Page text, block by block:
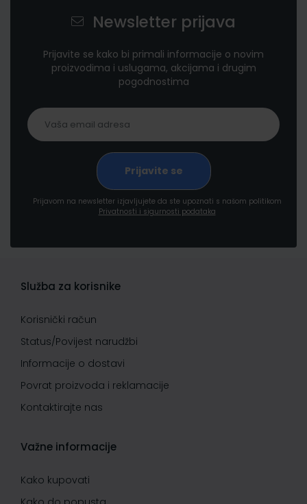
Newsletter prijava
Prijavite se kako bi primali informacije o novim
proizvodima i uslugama, akcijama i drugim
pogodnostima
Prijavom na newsletter izjavljujete da ste upoznati s našom politikom
Privatnosti i sigurnosti podataka
Služba za korisnike
Korisnički račun
Status/Povijest narudžbi
Informacije o dostavi
Povrat proizvoda i reklamacije
Kontaktirajte nas
Važne informacije
Kako kupovati